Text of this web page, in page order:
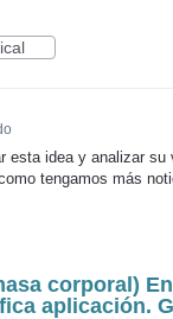
esta idea y analizar
tengamos más
corporal)
aplicación.